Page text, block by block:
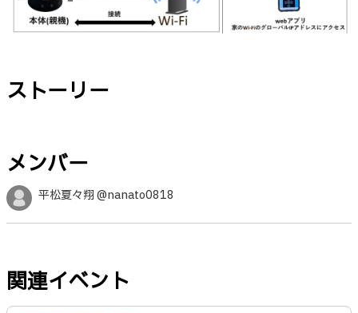
ストーリー
メンバー
平松夏々翔 @nanato0818
関連イベント